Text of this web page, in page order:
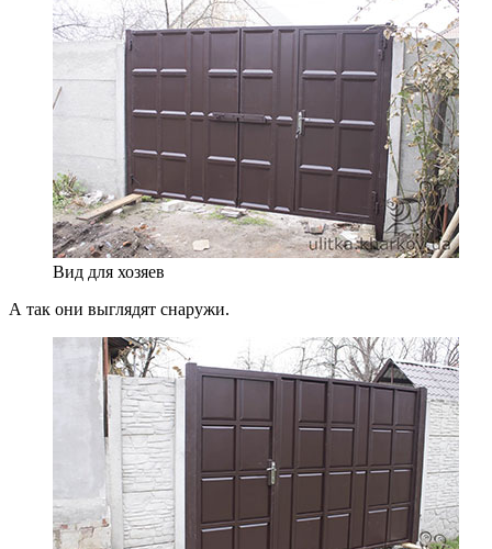
Вид для хозяев
А так они выглядят снаружи.